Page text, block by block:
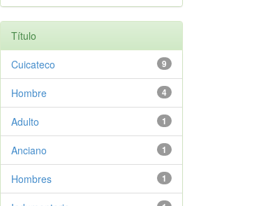
Título
9
Cuicateco
4
Hombre
1
Adulto
1
Anciano
1
Hombres